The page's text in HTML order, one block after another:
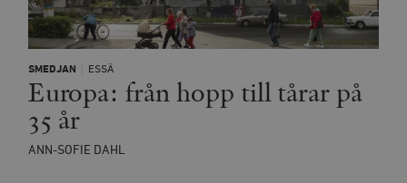
SMEDJAN ESSÄ
Europa: från hopp till tårar på
35 år
ANN-SOFIE DAHL